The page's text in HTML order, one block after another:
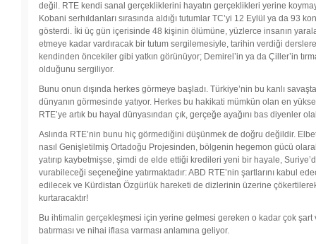
değil. RTE kendi sanal gerçekliklerini hayatın gerçeklikleri yerine
Kobani serhıldanları sırasında aldığı tutumlar TC’yi 12 Eylül ya da 93
gösterdi. İki üç gün içerisinde 48 kişinin ölümüne, yüzlerce insanın
etmeye kadar vardıracak bir tutum sergilemesiyle, tarihin verdiği
kendinden öncekiler gibi yatkın görünüyor; Demirel’in ya da Çiller’in
olduğunu sergiliyor.
Bunu onun dışında herkes görmeye başladı. Türkiye’nin bu kanlı
dünyanın görmesinde yatıyor. Herkes bu hakikati mümkün olan en
RTE’ye artık bu hayal dünyasından çık, gerçeğe ayağını bas diyenler
Aslında RTE’nin bunu hiç görmediğini düşünmek de doğru değildir.
nasıl Genişletilmiş Ortadoğu Projesinden, bölgenin hegemon gücü
yatırıp kaybetmişse, şimdi de elde ettiği kredileri yeni bir hayale,
vurabileceği seçeneğine yatırmaktadır: ABD RTE’nin şartlarını kabul
edilecek ve Kürdistan Özgürlük hareketi de dizlerinin üzerine
kurtaracaktır!
Bu ihtimalin gerçekleşmesi için yerine gelmesi gereken o kadar çok şart
batırması ve nihai iflasa varması anlamına geliyor.